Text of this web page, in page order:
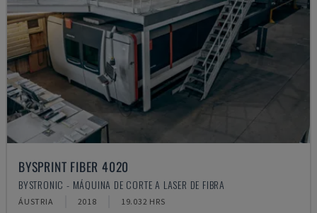
BYSPRINT FIBER 4020
BYSTRONIC - MÁQUINA DE CORTE A LASER DE FIBRA
ÁUSTRIA 2018 19.032 HRS